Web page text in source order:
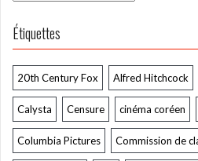
Étiquettes
20th Century Fox Alfred Hitchcock
Calysta Censure cinéma coréen
Columbia Pictures Commission de